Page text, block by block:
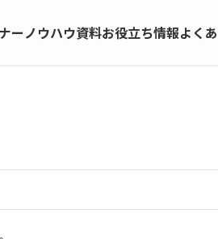
ナーノウハウ資料お役立ち情報よく